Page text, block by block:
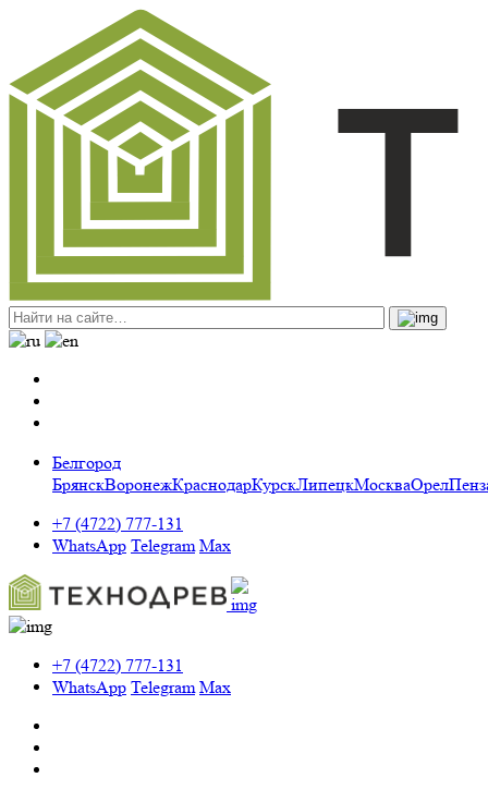
Белгород
БрянскВоронежКраснодарКурскЛипецкМоскваОрел
+7 (4722) 777-131
WhatsApp Telegram Max
+7 (4722) 777-131
WhatsApp Telegram Max